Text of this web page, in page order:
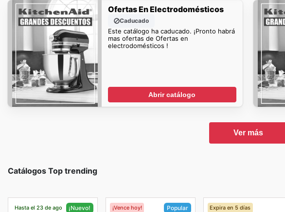
Ofertas En Electrodomésticos
Caducado
Este catálogo ha caducado. ¡Pronto habrá
mas ofertas de Ofertas en
electrodomésticos !
Abrir catálogo
Ver más
Catálogos Top trending
Hasta el 23 de ago ¡Nuevo! ¡Vence hoy! Popular Expira en 5 días